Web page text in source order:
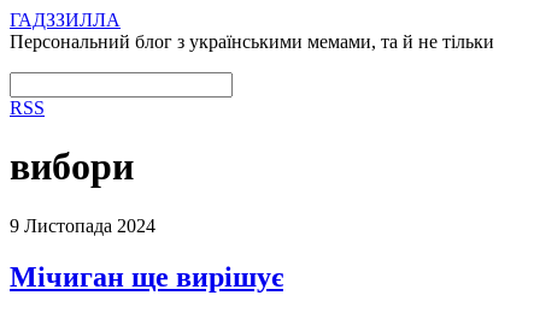
ГАДЗЗИЛЛА
Персональний блог з українськими мемами, та й не тільки
RSS
вибори
9 Листопада 2024
Мічиган ще вирішує